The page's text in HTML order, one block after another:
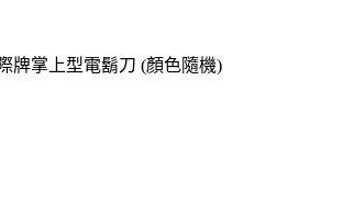
牌掌上型電鬍刀 (顏色隨機)